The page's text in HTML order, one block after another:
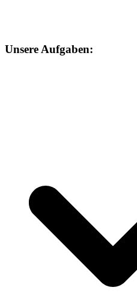
UnsereAufgaben: